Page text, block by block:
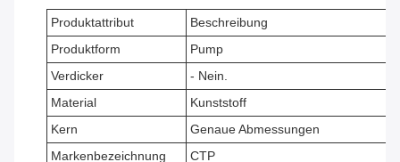
Produktattribut
Beschreibung
Produktform
Pump
Verdicker
- Nein.
Material
Kunststoff
Kern
Genaue Abmessungen
Markenbezeichnung
CTP